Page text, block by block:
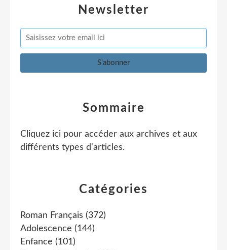
Newsletter
Catégories
Roman Français (372)
Adolescence (144)
Enfance (101)
Sommaire
Cliquez ici pour accéder aux archives et aux
différents types d'articles.